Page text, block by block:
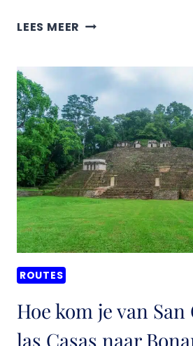
LEES MEER HOE
SAN
CRISTÓBAL
DE
LAS
CASAS
NAAR
MONTEBELLO
LAKES,
MEXICO?
ROUTES
Hoe kom je van
las Casas naar